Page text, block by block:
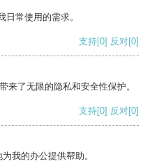
常使用的需求。
支持[0] 反对[0]
来了无限的隐私和安全性保护。
支持[0] 反对[0]
我的办公提供帮助。